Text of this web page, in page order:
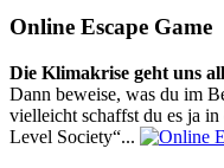
Online Escape Game
Die Klimakrise geht uns
Dann beweise, was du im
vielleicht schaffst du es ja
Level Society“...